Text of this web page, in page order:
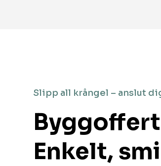
Slipp all krångel – anslut
Enkelt,